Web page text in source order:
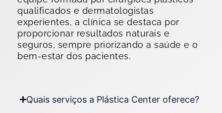
qualificados e dermatologistas
experientes, a clínica se destaca por
proporcionar resultados naturais e
seguros, sempre priorizando a saúde e o
bem-estar dos pacientes.
Quais serviços a Plástica Center oferece?